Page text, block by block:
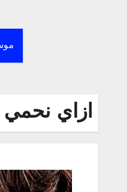
ازاي نحمي